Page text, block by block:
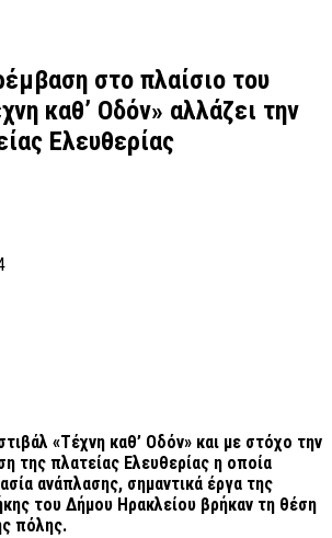
στο πλαίσιο του
καθ’ Οδόν» αλλάζει την
Ελευθερίας
«Τέχνη καθ’ Οδόν» και με στόχο την
της πλατείας Ελευθερίας η οποία
ανάπλασης, σημαντικά έργα της
του Δήμου Ηρακλείου βρήκαν τη θέση
πόλης.